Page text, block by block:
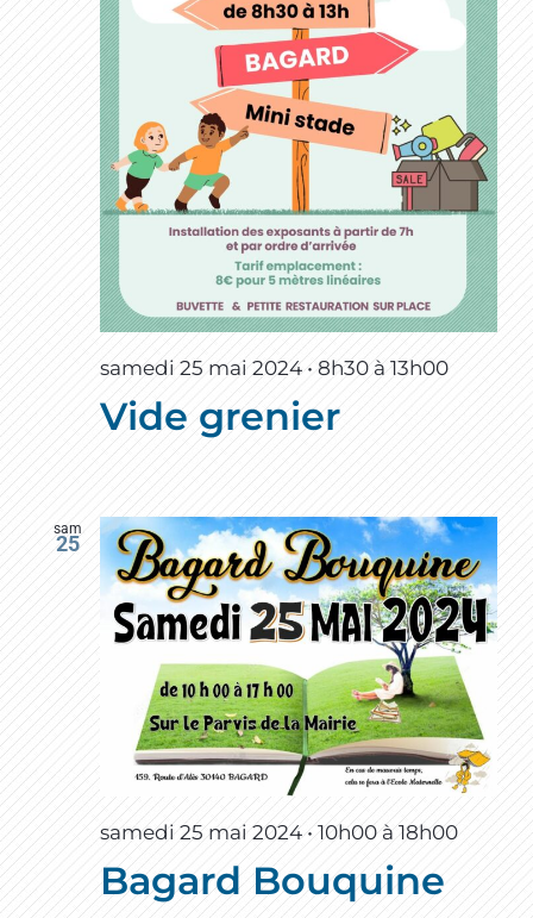
samedi 25 mai 2024 • 8h30 à13h00
Vide grenier
sam
25
samedi 25 mai 2024 • 10h00 à18h00
Bagard Bouquine